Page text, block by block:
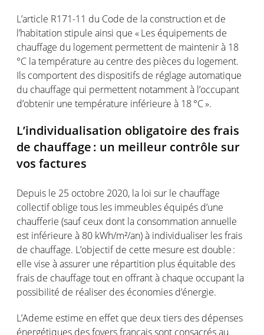
L’article R171-11 du Code de la construction et de
l’habitationstipule ainsi que « Les équipements de
chauffage du logement permettent de maintenirà 18
°C latempérature au centre des pièces du logement.
Ils comportent des dispositifs de réglage automatique
du chauffage qui permettent notammentà l’occupant
d’obtenir une température inférieure à 18 °C ».
L’individualisation obligatoire des frais
de chauffage: un meilleur contrôle sur
vos factures
Depuis le 25 octobre 2020, la loi sur le chauffage
collectifoblige tous les immeubles équipés d’une
chaufferie (sauf ceux dont la consommationannuelle
est inférieure à 80 kWh/m²/an) à individualiser les frais
de chauffage. L’objectifde cette mesure est double :
elle vise à assurer une répartition plus équitable des
frais de chauffage tout en offrantà chaque occupant la
possibilité de réaliser des économies d’énergie.
L’Ademe estime en effet que deux tiers des dépenses
énergétiques des foyers françaissont consacrésau